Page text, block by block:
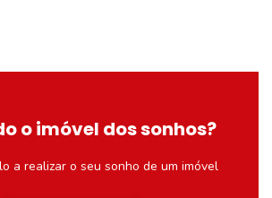
o imóvel dos sonhos?
a realizar o seu sonho de um imóvel